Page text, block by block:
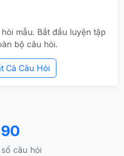
mẫu. Bắt đầu luyện tập
bộ câu hỏi.
Cả Câu Hỏi
90
câu hỏi